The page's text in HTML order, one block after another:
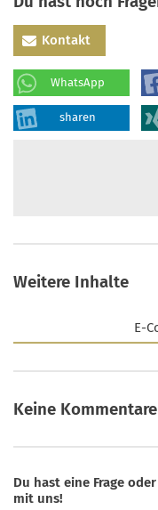
Kontakt
WhatsApp
sharen
Weitere Inhalte
E-
Keine
Du hast eine Frage
mit uns!